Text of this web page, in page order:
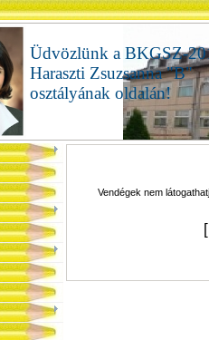
Üdvözlünk a BKGSZ-
Haraszti Zsuzsanna "B"
osztályának oldalán!
Vendégek nem